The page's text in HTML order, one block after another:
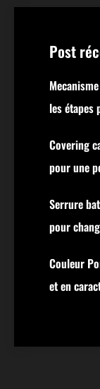
Post
les étapes
Covering
pour une
Serrure
pour
Couleur
et en